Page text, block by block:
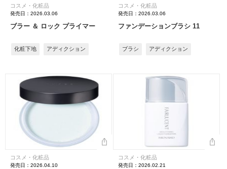
コスメ・化粧品
発売日：2026.03.06
ブラー ＆ ロック プライマー
化粧下地 アディクション
コスメ・化粧品
発売日：2026.03.06
ファンデーションブラシ 11
ブラシ アディクション
コスメ・化粧品
発売日：2026.04.10
コスメ・化粧品
発売日：2026.02.21